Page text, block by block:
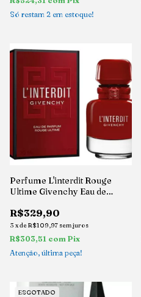
Só restam 2 em estoque!
Perfume L'interdit Rouge
Ultime Givenchy Eau de
R$329,90
3 xdeR$109,97 sem juros
R$303,51 com Pix
Atenção, última peça!
ESGOTADO